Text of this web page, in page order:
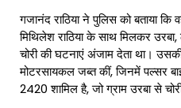
गजानंद राठिया ने पुलिस को बताया
मिथिलेश राठिया के साथ मिलकर
चोरी की घटनाएं अंजाम देता था।
मोटरसायकल जब्त कीं, जिनमें पल्सर
2420 शामिल है, जो ग्राम उरबा से